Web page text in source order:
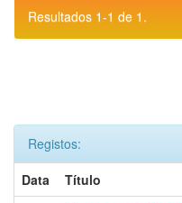
Resultados 1-1 de 1.
Registos:
Data
Título